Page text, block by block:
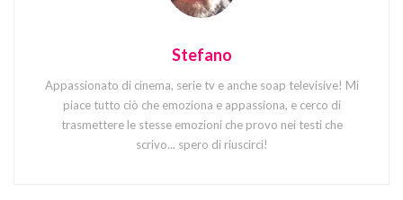
Stefano
Appassionato di cinema, serie tv e anche soap televisive! Mi
piace tutto ciò che emoziona e appassiona, e cerco di
trasmettere le stesse emozioni che provo nei testi che
scrivo... spero di riuscirci!